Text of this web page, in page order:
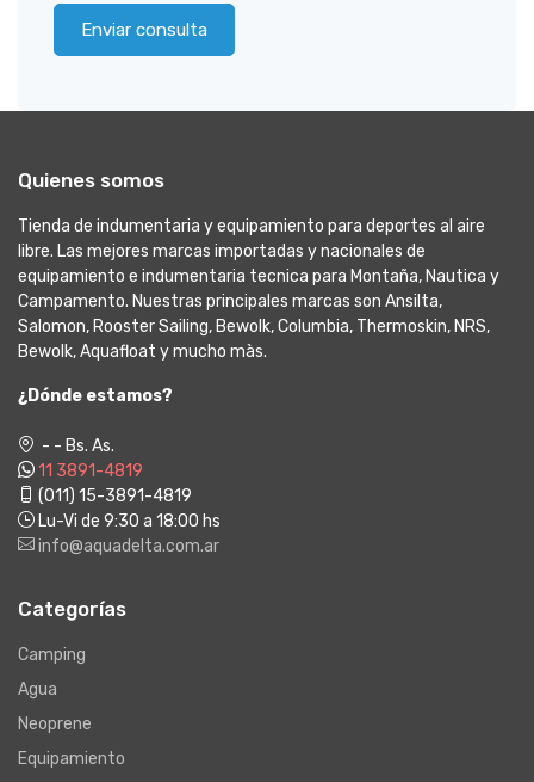
Enviar consulta
Quienes somos
Tienda de indumentaria y equipamiento para deportes al aire
libre. Las mejores marcas importadas y nacionales de
equipamiento e indumentaria tecnica para Montaña, Nautica y
Campamento. Nuestras principales marcas son Ansilta,
Salomon, Rooster Sailing, Bewolk, Columbia, Thermoskin, NRS,
Bewolk, Aquafloat y mucho màs.
¿Dónde estamos?
- - Bs. As.
11 3891-4819
(011) 15-3891-4819
Lu-Vi de 9:30 a 18:00 hs
info@aquadelta.com.ar
Categorías
Camping
Agua
Neoprene
Equipamiento